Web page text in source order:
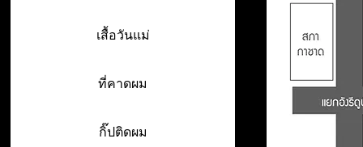
เสื้อวันแม่
ที่คาดผม
กิ๊ปติดผม